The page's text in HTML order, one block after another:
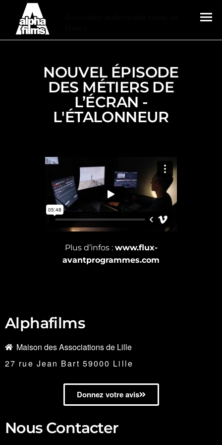
NOUVEL ÉPISODE
DES MÉTIERS DE
L’ÉCRAN -
L'ÉTALONNEUR
Plus d’infos : www.flux-
avantprogrammes.com
Alphafilms
Maison des Associations de Lille
27 rue Jean Bart 59000 Lille
Donnez votre avis
Nous Contacter